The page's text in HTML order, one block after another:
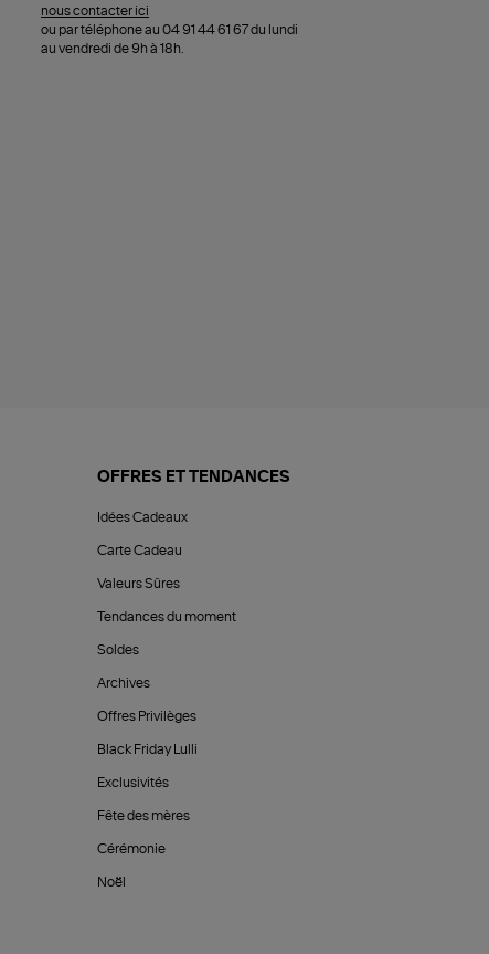
nous contacter ici
ou par téléphone au 04 91 44 61 67 du lundi
au vendredi de 9h à 18h.
OFFRES ET TENDANCES
Idées Cadeaux
Carte Cadeau
Valeurs Sûres
Tendances du moment
Soldes
Archives
Offres Privilèges
Black Friday Lulli
Exclusivités
Fête des mères
Cérémonie
Noël